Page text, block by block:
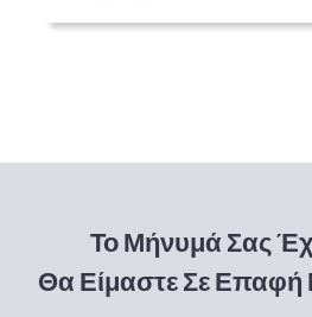
Το Μήνυμά Σας
Θα Είμαστε Σε